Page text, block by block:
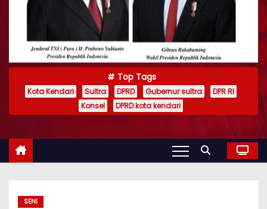
Top Tags
Kota Kendari Sultra DPRD Gubernur sultra
DPR RI
Konsel
DPRD kota kendari
SENI